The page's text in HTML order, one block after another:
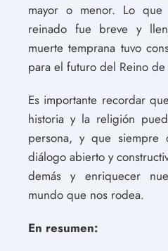
mayor o menor. Lo
reinado fue breve y
muerte temprana tuvo
para el futuro del Reino de
Es importante recordar
historia y la religión
persona, y que siempre
diálogo abierto y
demás y enriquecer
mundo que nos rodea.
En resumen: